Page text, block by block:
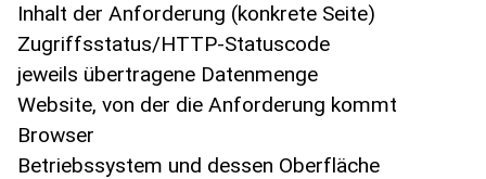
Inhalt der Anforderung (konkrete Seite)
Zugriffsstatus/HTTP-Statuscode
jeweils übertragene Datenmenge
Website, von der die Anforderung kommt
Browser
Betriebssystem und dessen Oberfläche